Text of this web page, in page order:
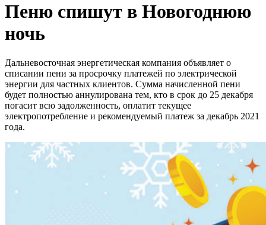
Пеню спишут в Новогоднюю
ночь
Дальневосточная энергетическая компания объявляет о
списании пени за просрочку платежей по электрической
энергии для частных клиентов. Сумма начисленной пени
будет полностью аннулирована тем, кто в срок до 25 декабря
погасит всю задолженность, оплатит текущее
электропотребление и рекомендуемый платеж за декабрь 2021
года.